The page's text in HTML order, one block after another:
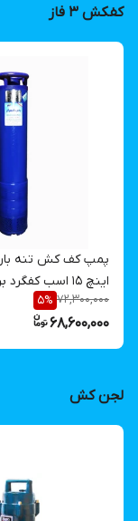
کفکش ۳ فاز
سه فاز
72,300,000
5%
68,600,000
لجن کش